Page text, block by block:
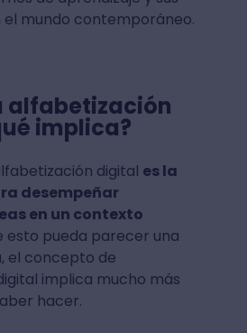
el mundo contemporáneo.
alfabetización
implica?
digital es la
desempeñar
en un contexto
esto pueda parecer una
el concepto de
implica mucho más
hacer.